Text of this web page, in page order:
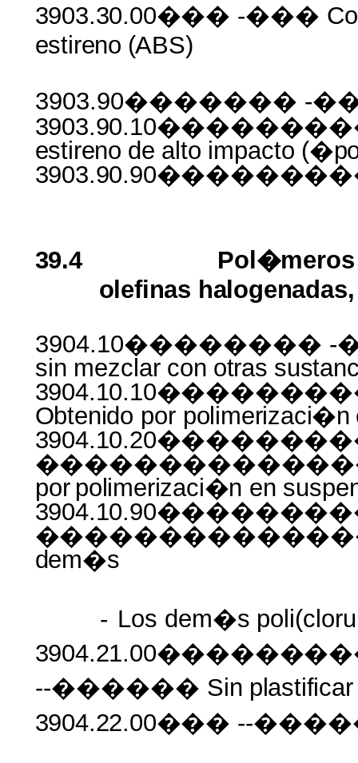
3903.30.00��� -���
estireno (ABS)
3903.90������� -
estireno de alto impacto
39.4
olefinas
3904.10�������� -��
sin mezclar con otras
Obtenido por polimerizaci�n
por polimerizaci�n en
dem�s
- Los dem�s
--������ Sin plastificar
3904.22.00��� --